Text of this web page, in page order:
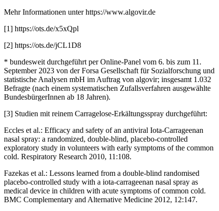
Mehr Informationen unter https://www.algovir.de
[1] https://ots.de/x5xQpl
[2] https://ots.de/jCL1D8
* bundesweit durchgeführt per Online-Panel vom 6. bis zum 11.
September 2023 von der Forsa Gesellschaft für Sozialforschung und
statistische Analysen mbH im Auftrag von algovir; insgesamt 1.032
Befragte (nach einem systematischen Zufallsverfahren ausgewählte
BundesbürgerInnen ab 18 Jahren).
[3] Studien mit reinem Carragelose-Erkältungsspray durchgeführt:
Eccles et al.: Efficacy and safety of an antiviral Iota-Carrageenan
nasal spray: a randomized, double-blind, placebo-controlled
exploratory study in volunteers with early symptoms of the common
cold. Respiratory Research 2010, 11:108.
Fazekas et al.: Lessons learned from a double-blind randomised
placebo-controlled study with a iota-carrageenan nasal spray as
medical device in children with acute symptoms of common cold.
BMC Complementary and Alternative Medicine 2012, 12:147.